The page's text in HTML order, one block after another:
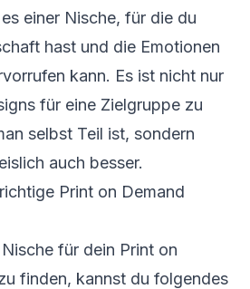
einer Nische, für die du
hast und die Emotionen
kann. Es ist nicht nur
für eine Zielgruppe zu
selbst Teil ist, sondern
auch besser.
Print on Demand
für dein Print on
finden, kannst du folgendes